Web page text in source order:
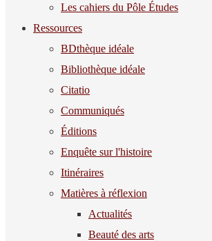
Les cahiers du Pôle Études
Ressources
BDthèque idéale
Bibliothèque idéale
Citatio
Communiqués
Éditions
Enquête sur l'histoire
Itinéraires
Matières à réflexion
Actualités
Beauté des arts